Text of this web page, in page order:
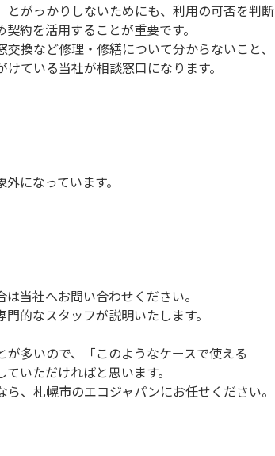
がっかりしないためにも、利用の可否を判断
約を活用することが重要です。
換など修理・修繕について分からないこと、
ている当社が相談窓口になります。
になっています。
当社へお問い合わせください。
的なスタッフが説明いたします。
多いので、「このようなケースで使える
いただければと思います。
、札幌市のエコジャパンにお任せください。